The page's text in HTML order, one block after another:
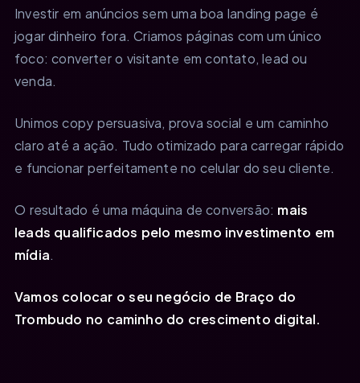
Investir em anúncios sem uma boa landing page é
jogar dinheiro fora. Criamos páginas com um único
foco: converter o visitante em contato, lead ou
venda.
Unimos copy persuasiva, prova social e um caminho
claro até a ação. Tudo otimizado para carregar rápido
e funcionar perfeitamente no celular do seu cliente.
O resultado é uma máquina de conversão: mais
leads qualificados pelo mesmo investimento em
mídia.
Vamos colocar o seu negócio de Braço do
Trombudo no caminho do crescimento digital.